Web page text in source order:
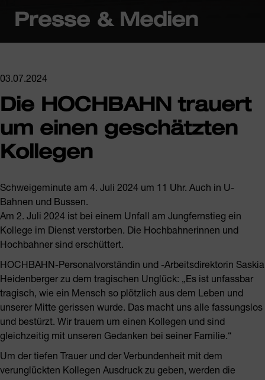
Presse & Medien
03.07.2024
Die HOCHBAHN trauert
um einen geschätzten
Kollegen
Schweigeminute am 4. Juli 2024 um 11 Uhr. Auch in U-
Bahnen und Bussen.
Am 2. Juli 2024 ist bei einem Unfall am Jungfernstieg ein
Kollege im Dienst verstorben. Die Hochbahnerinnen und
Hochbahner sind erschüttert.
HOCHBAHN-Personalvorständin und -Arbeitsdirektorin Saskia
Heidenberger zu dem tragischen Unglück: „Es ist unfassbar
tragisch, wie ein Mensch so plötzlich aus dem Leben und
unserer Mitte gerissen wurde. Das macht uns alle fassungslos
und bestürzt. Wir trauern um einen Kollegen und sind
gleichzeitig mit unseren Gedanken bei seiner Familie.“
Um der tiefen Trauer und der Verbundenheit mit dem
verunglückten Kollegen Ausdruck zu geben, werden die